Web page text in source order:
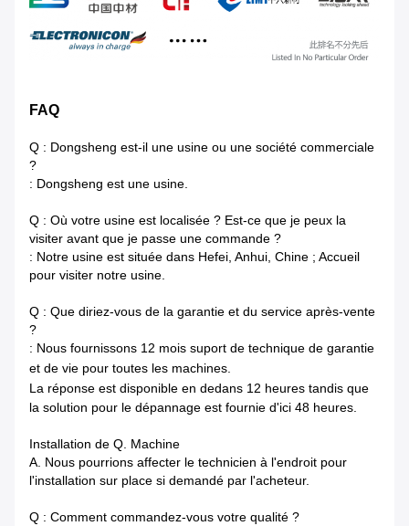
FAQ
Q : Dongsheng est-il une usine ou une société commerciale
?
: Dongsheng est une usine.
Q : Où votre usine est localisée ? Est-ce que je peux la
visiter avant que je passe une commande ?
: Notre usine est située dans Hefei, Anhui, Chine ; Accueil
pour visiter notre usine.
Q : Que diriez-vous de la garantie et du service après-vente
?
: Nous fournissons 12 mois suport de technique de garantie
et de vie pour toutes les machines.
La réponse est disponible en dedans 12 heures tandis que
la solution pour le dépannage est fournie d'ici 48 heures.
Installation de Q. Machine
A. Nous pourrions affecter le technicien à l'endroit pour
l'installation sur place si demandé par l'acheteur.
Q : Comment commandez-vous votre qualité ?